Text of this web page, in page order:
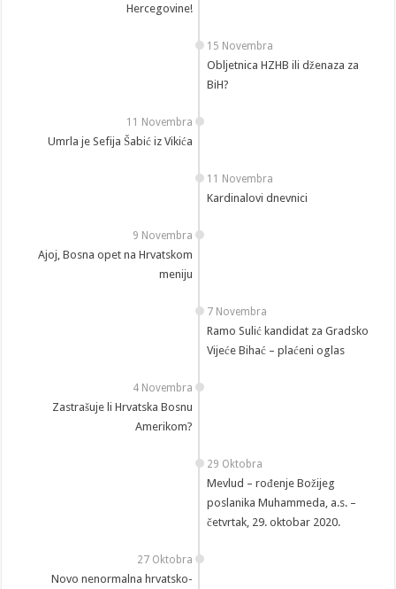
Hercegovine!
15 Novembra
Obljetnica HZHB ili dženaza za
BiH?
11 Novembra
Umrla je Sefija Šabić iz Vikića
11 Novembra
Kardinalovi dnevnici
9 Novembra
Ajoj, Bosna opet na Hrvatskom
meniju
7 Novembra
Ramo Sulić kandidat za Gradsko
Vijeće Bihać – plaćeni oglas
4 Novembra
Zastrašuje li Hrvatska Bosnu
Amerikom?
29 Oktobra
Mevlud – rođenje Božijeg
poslanika Muhammeda, a.s. –
četvrtak, 29. oktobar 2020.
27 Oktobra
Novo nenormalna hrvatsko-